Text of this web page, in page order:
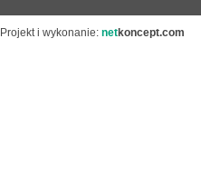
Projekt i wykonanie: netkoncept.com